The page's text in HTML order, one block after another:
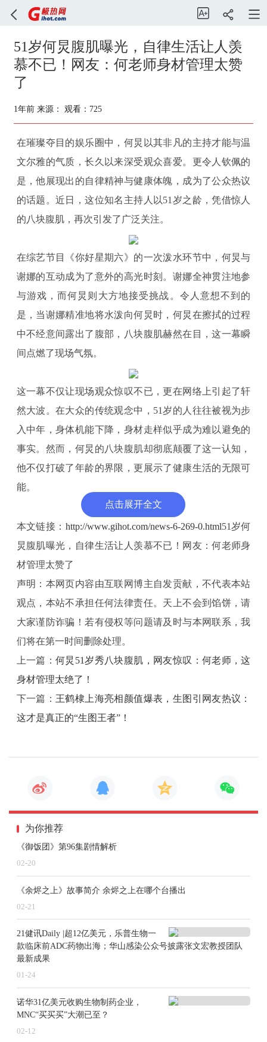
51岁何炅腹肌曝光，自律生活让人羡
慕不已！网友：何老师身材管理太赞
了
1年前来源： 观看：725
在璀璨夺目的娱乐圈中，何炅以其非凡的主持才能与温
文尔雅的气质，长久以来深受观众喜爱。更令人钦佩的
是，他展现出的自律精神与健康体魄，成为了公众热议
的话题。近日，这位知名主持人以51岁之龄，凭借惊人
的八块腹肌，再次引发了广泛关注。
在综艺节目《你好星期六》的一次泼水环节中，何炅与
谢娜的互动成为了意外的高光时刻。谢娜全神贯注地参
与游戏，而何炅则大方地接受挑战。令人意想不到的
是，当谢娜精准地将水泼向何炅时，何炅在擦拭的过程
中不经意间露出了腹部，八块腹肌赫然在目，这一幕瞬
间点燃了现场气氛。
这一幕不仅让现场观众惊叹不已，更在网络上引起了轩
然大波。在大众的传统观念中，51岁的人往往被视为步
入中年，身体机能下降，身材走样似乎成为难以避免的
事实。然而，何炅的八块腹肌却彻底颠覆了这一认知，
他不仅打破了年龄的界限，更展示了健康生活的无限可
能。
网友们纷纷留言表示，何炅的自律与坚持让人敬佩不
已。有人调侃道：“何炅老师这是要跨界成为健身达人的
节奏啊！”更多人则对何炅的健康生活理念表示赞赏，认
为他活出了成功男人的典范。
何炅的这次意外曝光，不仅展示了他的完美身材，更传
递了一种积极向上的生活态度。在繁忙的工作之余，他
依然能够保持健康的体魄和年轻的心态，这无疑为广大
粉丝树立了榜样。
对于何炅的八块腹肌，你又有何看法呢？
点击展开全文
本文链接： http://www.gihot.com/news-6-269-0.html51岁何
炅腹肌曝光，自律生活让人羡慕不已！网友：何老师身
材管理太赞了
声明：本网页内容由互联网博主自发贡献，不代表本站
观点，本站不承担任何法律责任。天上不会到馅饼，请
大家谨防诈骗！若有侵权等问题请及时与本网联系，我
们将在第一时间删除处理。
上一篇：何炅51岁秀八块腹肌，网友惊叹：何老师，这
身材管理太绝了！
下一篇： 王鹤棣上海亮相颜值爆表，生图引网友热议：
这才是真正的“生图王者”！
为你推荐
《御饭团》第96集剧情解析
02-20
《余烬之上》故事简介 余烬之上在哪个台播出
02-21
21健讯Daily |超12亿美元，乐普生物一
款临床前ADC药物出海；华山感染公众号披露张文宏教授团队
最新成果
01-24
诺华31亿美元收购生物制药企业，
MNC“买买买”大潮已至？
02-12